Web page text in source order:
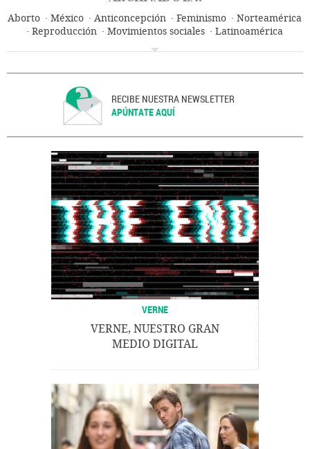
Aborto México Anticoncepción Feminismo
Norteamérica
Reproducción
Movimientos sociales
Latinoamérica
RECIBE NUESTRA NEWSLETTER
APÚNTATE AQUÍ
VERNE
VERNE, NUESTRO GRAN
MEDIO DIGITAL